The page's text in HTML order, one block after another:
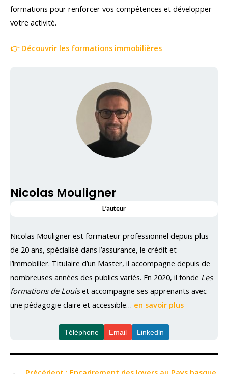
formations pour renforcer vos compétences et développer
votre activité.
👉 Découvrir les formations immobilières
Nicolas Mouligner
L’auteur
Nicolas Mouligner est formateur professionnel depuis plus
de 20 ans, spécialisé dans l’assurance, le crédit et
l’immobilier. Titulaire d’un Master, il accompagne depuis de
nombreuses années des publics variés. En 2020, il fonde Les
formations de Louiset accompagne ses apprenants avec
une pédagogie claire et accessible… en savoir plus
Téléphone Email Linkedln